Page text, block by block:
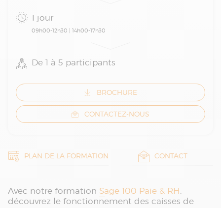
1 jour
09h00-12h30 | 14h00-17h30
De 1 à 5 participants
BROCHURE
CONTACTEZ-NOUS
PLAN DE LA FORMATION CONTACT
Avec notre formation Sage 100 Paie & RH,
découvrez le fonctionnement des caisses de